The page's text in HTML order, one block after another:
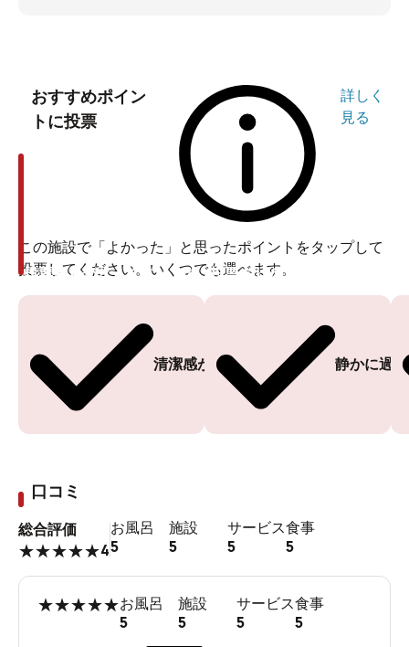
おすすめポイン
トに投票
詳しく
見る
この施設で「よかった」と思ったポイントをタップして
投票してください。いくつでも選べます。
清潔感がある
投票ありがとうございます
静かに過
投票ありがとうございます
口コミ
総合評価
★★★★★4
お風呂
5
施設
5
サービス
5
食事
5
★★★★★お風呂
5
施設
5
サービス
5
食事
5